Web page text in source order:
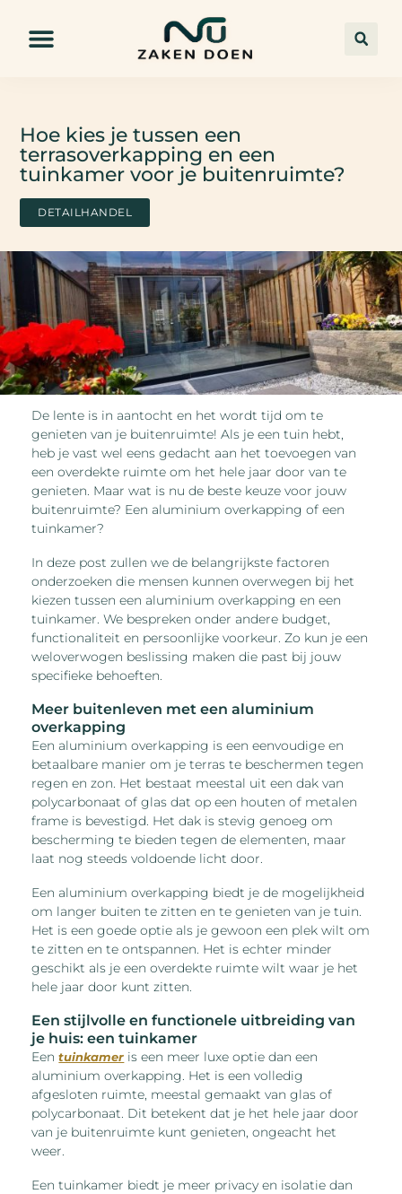
Hoe kies je tussen een
terrasoverkapping en een
tuinkamer voor je buitenruimte?
DETAILHANDEL
De lente is in aantocht en het wordt tijd om te
genieten van je buitenruimte! Als je een tuin hebt,
heb je vast wel eens gedacht aan het toevoegen van
een overdekte ruimte om het hele jaar door van te
genieten. Maar wat is nu de beste keuze voor jouw
buitenruimte? Een aluminium overkapping of een
tuinkamer?
In deze post zullen we de belangrijkste factoren
onderzoeken die mensen kunnen overwegen bij het
kiezen tussen een aluminium overkapping en een
tuinkamer. We bespreken onder andere budget,
functionaliteit en persoonlijke voorkeur. Zo kun je een
weloverwogen beslissing maken die past bij jouw
specifieke behoeften.
Meer buitenleven met een aluminium
overkapping
Een aluminium overkapping is een eenvoudige en
betaalbare manier om je terras te beschermen tegen
regen en zon. Het bestaat meestal uit een dak van
polycarbonaat of glas dat op een houten of metalen
frame is bevestigd. Het dak is stevig genoeg om
bescherming te bieden tegen de elementen, maar
laat nog steeds voldoende licht door.
Een aluminium overkapping biedt je de mogelijkheid
om langer buiten te zitten en te genieten van je tuin.
Het is een goede optie als je gewoon een plek wilt om
te zitten en te ontspannen. Het is echter minder
geschikt als je een overdekte ruimte wilt waar je het
hele jaar door kunt zitten.
Een stijlvolle en functionele uitbreiding van
je huis: een tuinkamer
Eentuinkamer is een meer luxe optie dan een
aluminium overkapping. Het is een volledig
afgesloten ruimte, meestal gemaakt van glas of
polycarbonaat. Dit betekent dat je het hele jaar door
van je buitenruimte kunt genieten, ongeacht het
weer.
Een tuinkamer biedt je meer privacy en isolatie dan